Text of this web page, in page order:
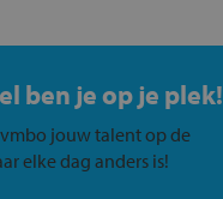
ben je op je plek!
jouw talent op de
elke dag anders is!